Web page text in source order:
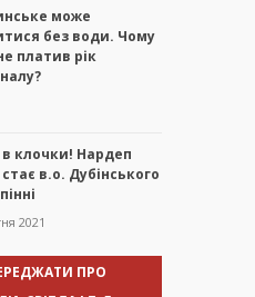
може
без води. Чому
платив рік
клочки! Нардеп
в.о. Дубінського
2021
ПРО